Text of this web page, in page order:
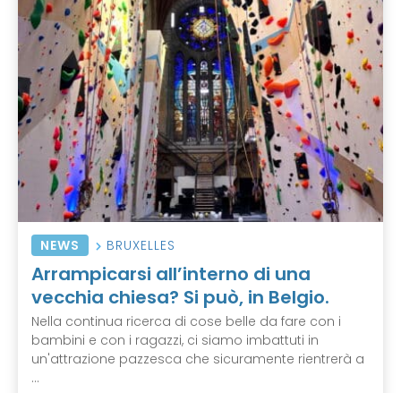
NEWS BRUXELLES
Arrampicarsi all’interno di una
vecchia chiesa? Si può, in Belgio.
Nella continua ricerca di cose belle da fare con i
bambini e con i ragazzi, ci siamo imbattuti in
un'attrazione pazzesca che sicuramente rientrerà a
...